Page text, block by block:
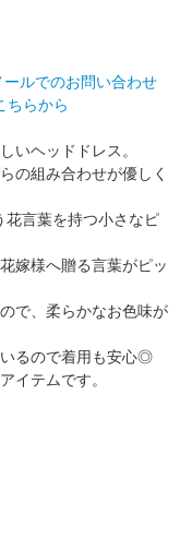
ールでのお問い合わせ
ちらから
いヘッドドレス。
の組み合わせが優しく
花言葉を持つ小さなピ
嫁様へ贈る言葉がピッ
で、柔らかなお色味が
るので着用も安心◎
イテムです。